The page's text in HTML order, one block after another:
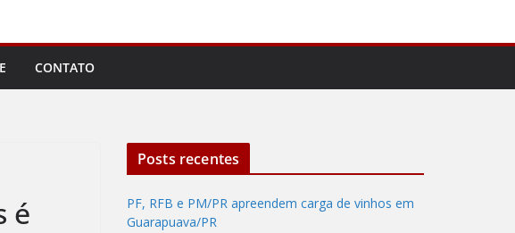
CONTATO
é
Posts recentes
PF, RFB e PM/PR apreendem carga de vinhos em
Guarapuava/PR